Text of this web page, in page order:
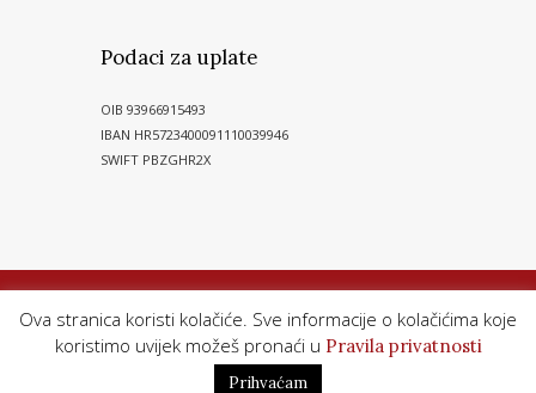
Podaci za uplate
OIB 93966915493
IBAN HR5723400091110039946
SWIFT PBZGHR2X
Hrvatski glazbeni zavod© 2026. Sva prava pridržana
Pravila privatnosti
Ova stranica koristi kolačiće. Sve informacije o kolačićima koje
koristimo uvijek možeš pronaći u Pravila privatnosti
Prihvaćam